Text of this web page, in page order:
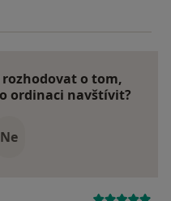
o tom,
ordinaci navštívit?
Ne